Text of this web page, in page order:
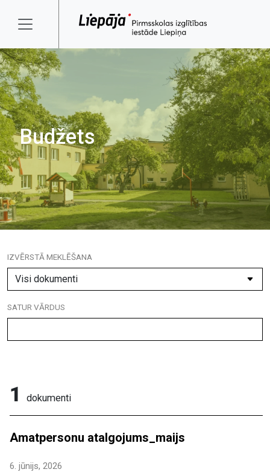
Budžets
IZVĒRSTĀ MEKLĒŠANA
SATUR VĀRDUS
1 dokumenti
Amatpersonu atalgojums_maijs
6. jūnijs, 2026